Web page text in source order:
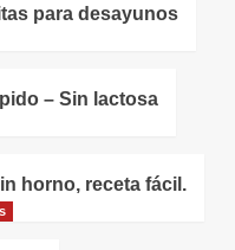
para desayunos
– Sin lactosa
horno, receta fácil.